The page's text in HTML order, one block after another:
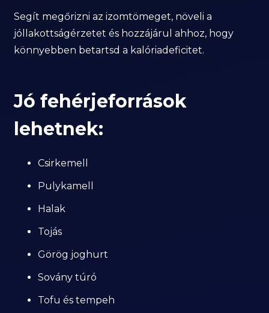
Segít megőrizni az izomtömeget, növeli a
jóllakottságérzetet és hozzájárul ahhoz, hogy
könnyebben betartsd a kalóriadeficitet.
Jó fehérjeforrások
lehetnek:
Csirkemell
Pulykamell
Halak
Tojás
Görög joghurt
Sovány túró
Tofu és tempeh